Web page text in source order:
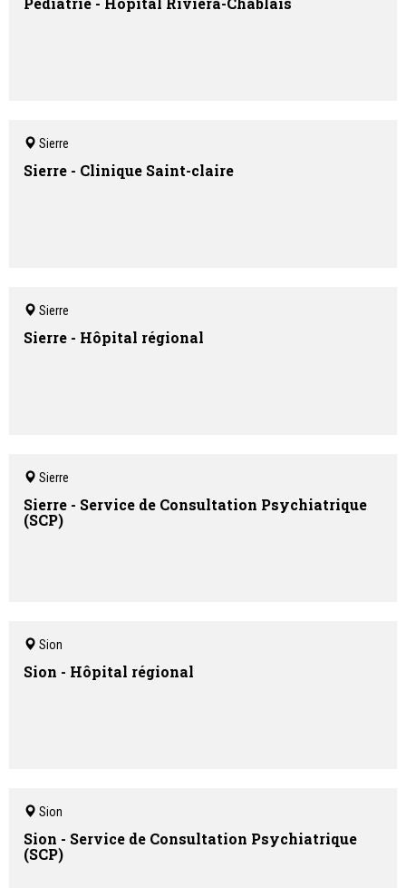
Sierre
Sierre - Clinique Saint-claire
Sierre
Sierre - Hôpital régional
Sierre
Sierre - Service de Consultation Psychiatrique
(SCP)
Sion
Sion - Hôpital régional
Sion
Sion - Service de Consultation Psychiatrique
(SCP)